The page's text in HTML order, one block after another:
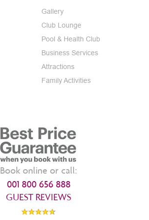
Gallery
Club Lounge
Pool & Health Club
Business Services
Attractions
Family Activities
Book online or call:
001 800 656 888
GUEST REVIEWS